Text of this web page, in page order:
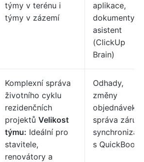
týmy v terénu i
týmy v zázemí
aplikace,
dokumenty,
asistent
(ClickUp
Brain)
Komplexní správa
životního cyklu
rezidenčních
projektů Velikost
týmu: Ideální pro
stavitele,
renovátory a
Odhady,
změny
objednávek,
správa záruk,
s QuickBooks